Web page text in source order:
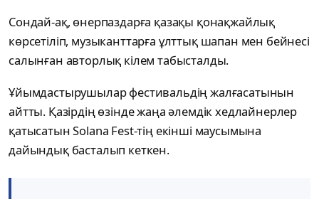
Сондай-ақ, өнерпаздарға қазақы қонақжайлық
көрсетіліп, музыканттарға ұлттық шапан мен бейнесі
салынған авторлық кілем табысталды.
Ұйымдастырушылар фестивальдің жалғасатынын
айтты. Қазірдің өзінде жаңа әлемдік хедлайнерлер
қатысатын Solana Fest-тің екінші маусымына
дайындық басталып кеткен.